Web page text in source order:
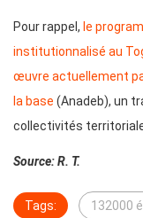
Pour rappel, le
institutionnalisé au
œuvre actuellement
la base (Anadeb), un
collectivités
Source: R. T.
Tags: 132000